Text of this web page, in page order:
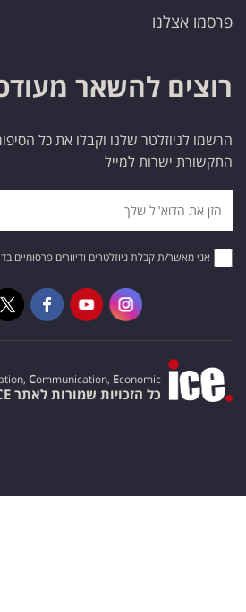
פרסמו אצלנו
רוצים להשאר
הרשמו לניוזלטר שלנו וקבלו את כל
התקשורת ישרות למייל
אני מאשר/ת קבלת ניוזלטרים ודיוורים פרסומיים
Communication, Economic
כל הזכויות שמורות לאתר ICE. ©